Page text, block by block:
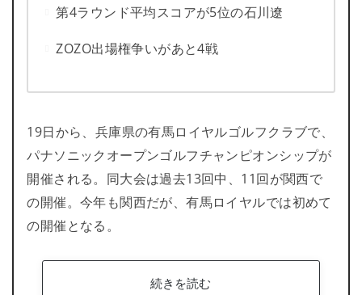
第4ラウンド平均スコアが5位の石川遼
ZOZO出場権争いがあと4戦
19日から、兵庫県の有馬ロイヤルゴルフクラブで、
パナソニックオープンゴルフチャンピオンシップが
開催される。同大会は過去13回中、11回が関西で
の開催。今年も関西だが、有馬ロイヤルでは初めて
の開催となる。
続きを読む